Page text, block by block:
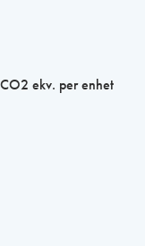
ekv. per enhet